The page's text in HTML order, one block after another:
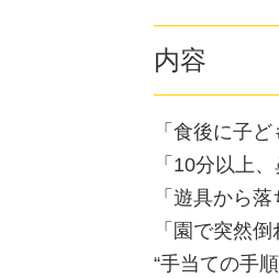
内容
「食後に子
「10分以上
「遊具から
「園で突然
“手当ての手